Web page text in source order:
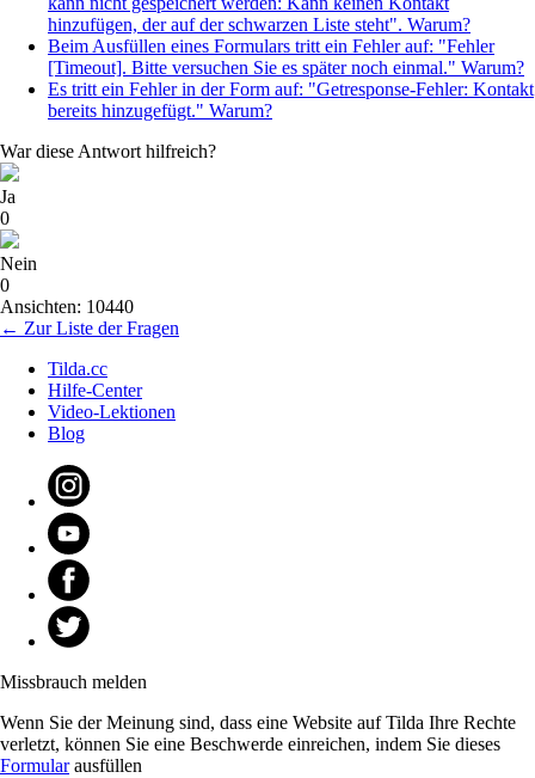
hinzufügen, der auf der schwarzen Liste steht". Warum?
Beim Ausfüllen eines Formulars tritt ein Fehler auf: "Fehler
[Timeout]. Bitte versuchen Sie es später noch einmal." Warum?
Es tritt ein Fehler in der Form auf: "Getresponse-Fehler: Kontakt
bereits hinzugefügt." Warum?
War diese Antwort hilfreich?
Ja
0
Nein
0
Ansichten: 10440
← Zur Liste der Fragen
Tilda.cc
Hilfe-Center
Video-Lektionen
Blog
Missbrauch melden
Wenn Sie der Meinung sind, dass eine Website auf Tilda Ihre Rechte
verletzt, können Sie eine Beschwerde einreichen, indem Sie dieses
Formularausfüllen